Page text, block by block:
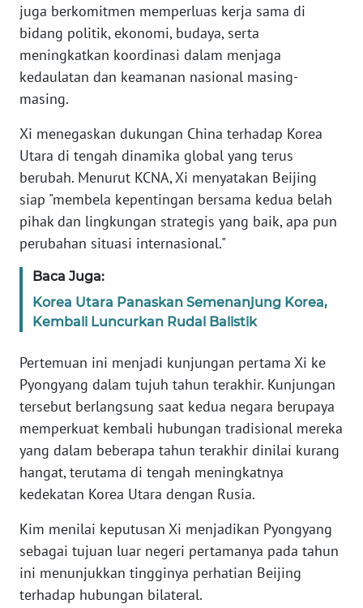
juga berkomitmen memperluas kerja sama di
bidang politik, ekonomi, budaya, serta
meningkatkan koordinasi dalam menjaga
kedaulatan dan keamanan nasional masing-
masing.
Xi menegaskan dukungan China terhadap Korea
Utara di tengah dinamika global yang terus
berubah. Menurut KCNA, Xi menyatakan Beijing
siap "membela kepentingan bersama kedua belah
pihak dan lingkungan strategis yang baik, apa pun
perubahan situasi internasional."
Baca Juga:
Korea Utara Panaskan Semenanjung Korea,
Kembali Luncurkan Rudal Balistik
Pertemuan ini menjadi kunjungan pertama Xi ke
Pyongyang dalam tujuh tahun terakhir. Kunjungan
tersebut berlangsung saat kedua negara berupaya
memperkuat kembali hubungan tradisional mereka
yang dalam beberapa tahun terakhir dinilai kurang
hangat, terutama di tengah meningkatnya
kedekatan Korea Utara dengan Rusia.
Kim menilai keputusan Xi menjadikan Pyongyang
sebagai tujuan luar negeri pertamanya pada tahun
ini menunjukkan tingginya perhatian Beijing
terhadap hubungan bilateral.
WN
JABAR
WN
BANTEN
NTT
WN
KEPRI
PAPUA
WN
BARAT
WN
WN
SERAMBI
WN
SULTRA